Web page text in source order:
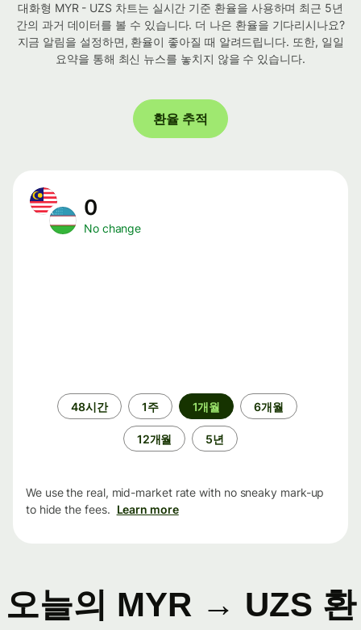
대화형 MYR - UZS 차트는 실시간 기준 환율을 사용하며 최근 5년
간의 과거 데이터를 볼 수 있습니다. 더 나은 환율을 기다리시나요?
지금 알림을 설정하면, 환율이 좋아질 때 알려드립니다. 또한, 일일
요약을 통해 최신 뉴스를 놓치지 않을 수 있습니다.
환율 추적
0
No change
48시간 1주 1개월 6개월
12개월 5년
We use the real, mid-market rate with no sneaky mark-up
to hide the fees. Learn more
오늘의 MYR → UZS 환